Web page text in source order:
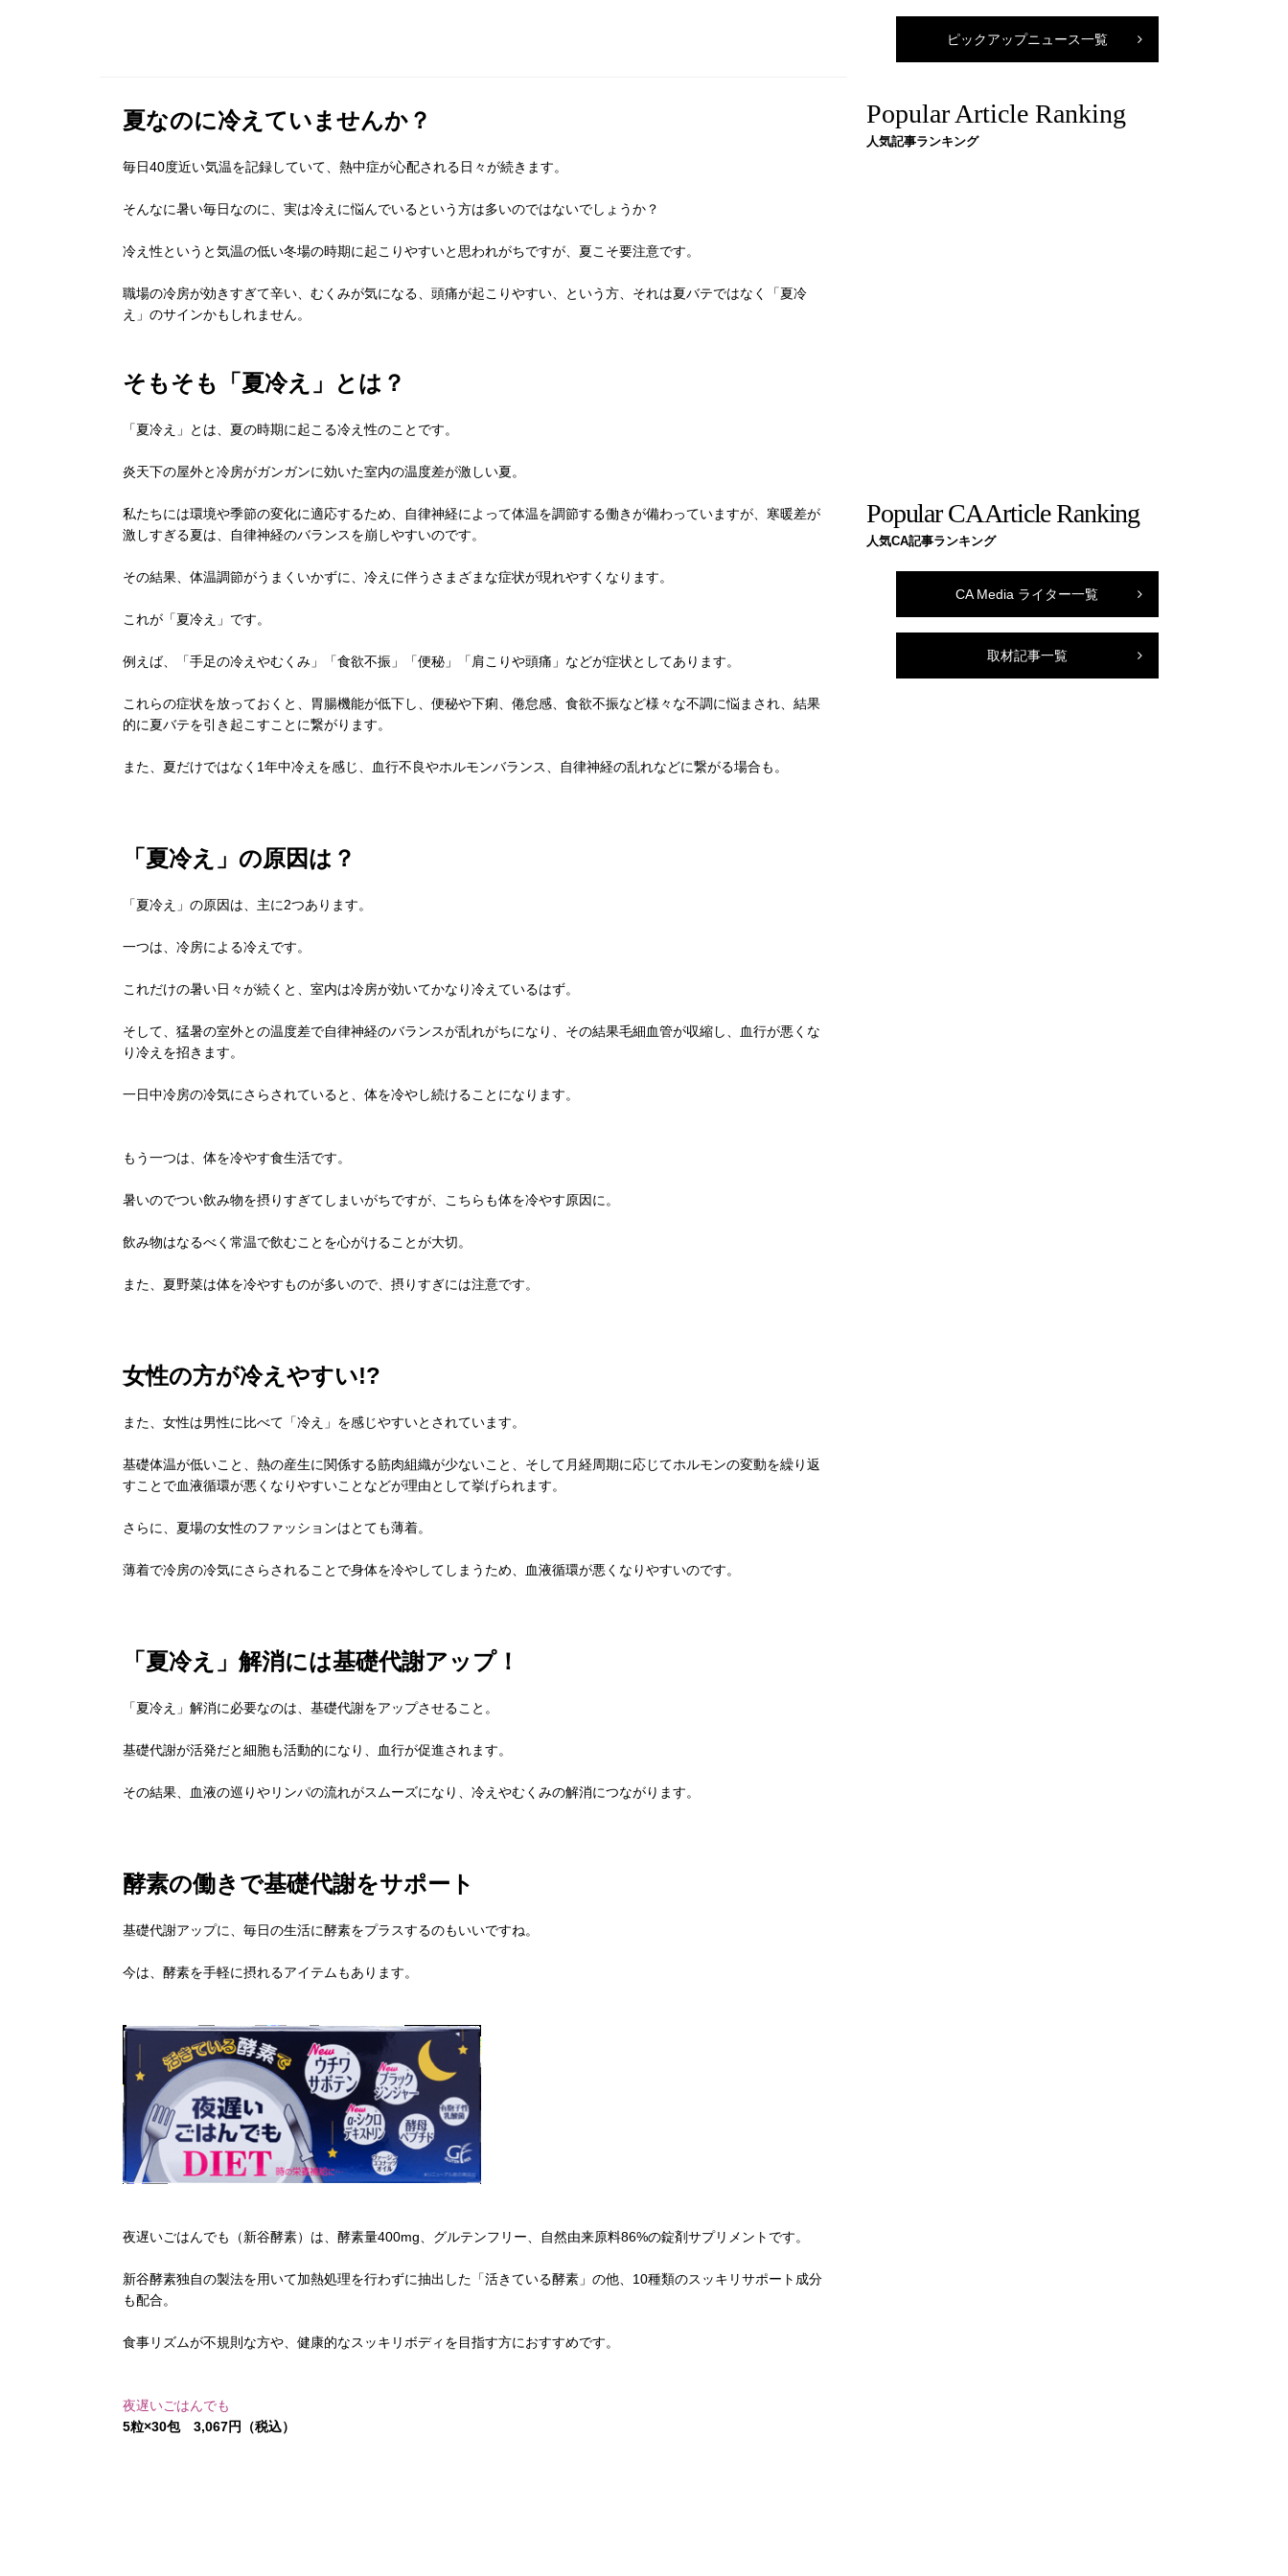
夏なのに冷えていませんか？
毎日40度近い気温を記録していて、熱中症が心配される日々が続きます。
そんなに暑い毎日なのに、実は冷えに悩んでいるという方は多いのではないでしょうか？
冷え性というと気温の低い冬場の時期に起こりやすいと思われがちですが、夏こそ要注意です。
職場の冷房が効きすぎて辛い、むくみが気になる、頭痛が起こりやすい、という方、それは夏バテではなく「夏冷
え」のサインかもしれません。
そもそも「夏冷え」とは？
「夏冷え」とは、夏の時期に起こる冷え性のことです。
炎天下の屋外と冷房がガンガンに効いた室内の温度差が激しい夏。
私たちには環境や季節の変化に適応するため、自律神経によって体温を調節する働きが備わっていますが、寒暖差が
激しすぎる夏は、自律神経のバランスを崩しやすいのです。
その結果、体温調節がうまくいかずに、冷えに伴うさまざまな症状が現れやすくなります。
これが「夏冷え」です。
例えば、「手足の冷えやむくみ」「食欲不振」「便秘」「肩こりや頭痛」などが症状としてあります。
これらの症状を放っておくと、胃腸機能が低下し、便秘や下痢、倦怠感、食欲不振など様々な不調に悩まされ、結果
的に夏バテを引き起こすことに繋がります。
また、夏だけではなく1年中冷えを感じ、血行不良やホルモンバランス、自律神経の乱れなどに繋がる場合も。
「夏冷え」の原因は？
「夏冷え」の原因は、主に2つあります。
一つは、冷房による冷えです。
これだけの暑い日々が続くと、室内は冷房が効いてかなり冷えているはず。
そして、猛暑の室外との温度差で自律神経のバランスが乱れがちになり、その結果毛細血管が収縮し、血行が悪くな
り冷えを招きます。
一日中冷房の冷気にさらされていると、体を冷やし続けることになります。
もう一つは、体を冷やす食生活です。
暑いのでつい飲み物を摂りすぎてしまいがちですが、こちらも体を冷やす原因に。
飲み物はなるべく常温で飲むことを心がけることが大切。
また、夏野菜は体を冷やすものが多いので、摂りすぎには注意です。
女性の方が冷えやすい!?
また、女性は男性に比べて「冷え」を感じやすいとされています。
基礎体温が低いこと、熱の産生に関係する筋肉組織が少ないこと、そして月経周期に応じてホルモンの変動を繰り返
すことで血液循環が悪くなりやすいことなどが理由として挙げられます。
さらに、夏場の女性のファッションはとても薄着。
薄着で冷房の冷気にさらされることで身体を冷やしてしまうため、血液循環が悪くなりやすいのです。
「夏冷え」解消には基礎代謝アップ！
「夏冷え」解消に必要なのは、基礎代謝をアップさせること。
基礎代謝が活発だと細胞も活動的になり、血行が促進されます。
その結果、血液の巡りやリンパの流れがスムーズになり、冷えやむくみの解消につながります。
酵素の働きで基礎代謝をサポート
基礎代謝アップに、毎日の生活に酵素をプラスするのもいいですね。
今は、酵素を手軽に摂れるアイテムもあります。
夜遅いごはんでも（新谷酵素）は、酵素量400mg、グルテンフリー、自然由来原料86%の錠剤サプリメントです。
新谷酵素独自の製法を用いて加熱処理を行わずに抽出した「活きている酵素」の他、10種類のスッキリサポート成分
も配合。
食事リズムが不規則な方や、健康的なスッキリボディを目指す方におすすめです。
夜遅いごはんでも
5粒×30包 3,067円（税込）
ピックアップニュース一覧
Popular Article Ranking
人気記事ランキング
Popular CA Article Ranking
人気CA記事ランキング
CA Media ライター一覧
取材記事一覧